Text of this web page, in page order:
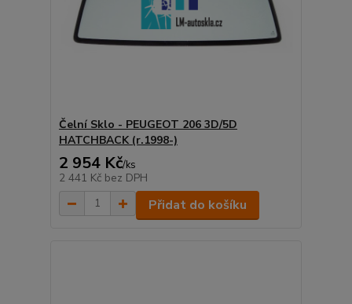
Čelní Sklo - PEUGEOT 206 3D/5D
HATCHBACK (r.1998-)
2 954 Kč/ks
2 441 Kč bez DPH
Přidat do košíku